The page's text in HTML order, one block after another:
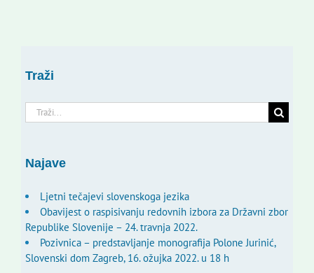
Traži
Traži...
Najave
Ljetni tečajevi slovenskoga jezika
Obavijest o raspisivanju redovnih izbora za Državni zbor
Republike Slovenije – 24. travnja 2022.
Pozivnica – predstavljanje monografija Polone Jurinić,
Slovenski dom Zagreb, 16. ožujka 2022. u 18 h